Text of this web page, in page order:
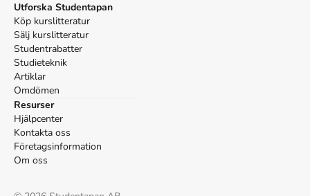
Utforska Studentapan
Köp kurslitteratur
Sälj kurslitteratur
Studentrabatter
Studieteknik
Artiklar
Omdömen
Resurser
Hjälpcenter
Kontakta oss
Företagsinformation
Om oss